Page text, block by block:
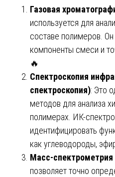
Газовая
используется для
составе полимеров.
компоненты смеси и
🔥
Спектроскопия
спектроскопия): Это
методов для анализа
полимерах. ИК-
идентифицировать
как углеводороды,
Масс-
позволяет точно